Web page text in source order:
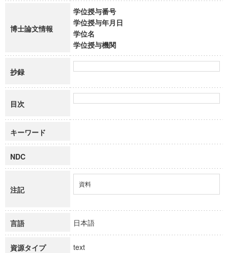
博士論文情報
学位授与番号
学位授与年月日
学位名
学位授与機関
抄録
目次
キーワード
NDC
注記
資料
言語 日本語
資源タイプ text